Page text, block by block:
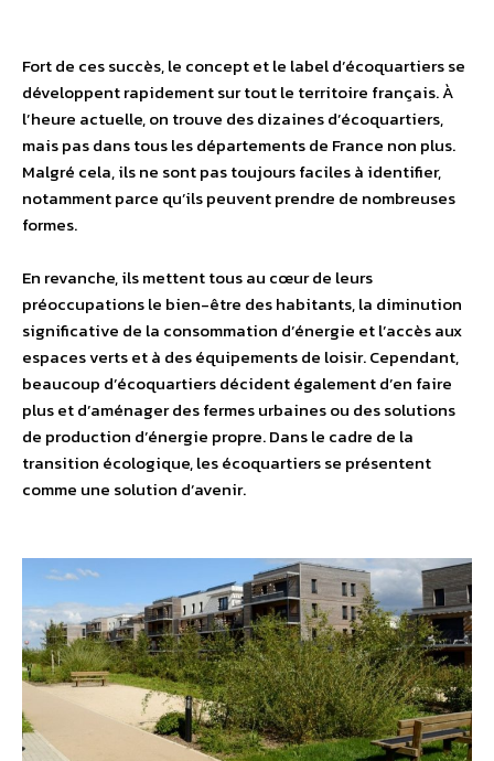
Fort de ces succès, le concept et le label d’écoquartiers se
développent rapidement sur tout le territoire français. À
l’heure actuelle, on trouve des dizaines d’écoquartiers,
mais pas dans tous les départements de France non plus.
Malgré cela, ils ne sont pas toujours faciles à identifier,
notamment parce qu’ils peuvent prendre de nombreuses
formes.
En revanche, ils mettent tous au cœur de leurs
préoccupations le bien-être des habitants, la diminution
significative de la consommation d’énergie et l’accès aux
espaces verts et à des équipements de loisir. Cependant,
beaucoup d’écoquartiers décident également d’en faire
plus et d’aménager des fermes urbaines ou des solutions
de production d’énergie propre. Dans le cadre de la
transition écologique, les écoquartiers se présentent
comme une solution d’avenir.